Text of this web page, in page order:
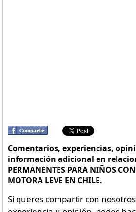
Comentarios, experiencias,
información adicional en
PERMANENTES PARA NIÑOS
MOTORA LEVE EN CHILE.
Si queres compartir con